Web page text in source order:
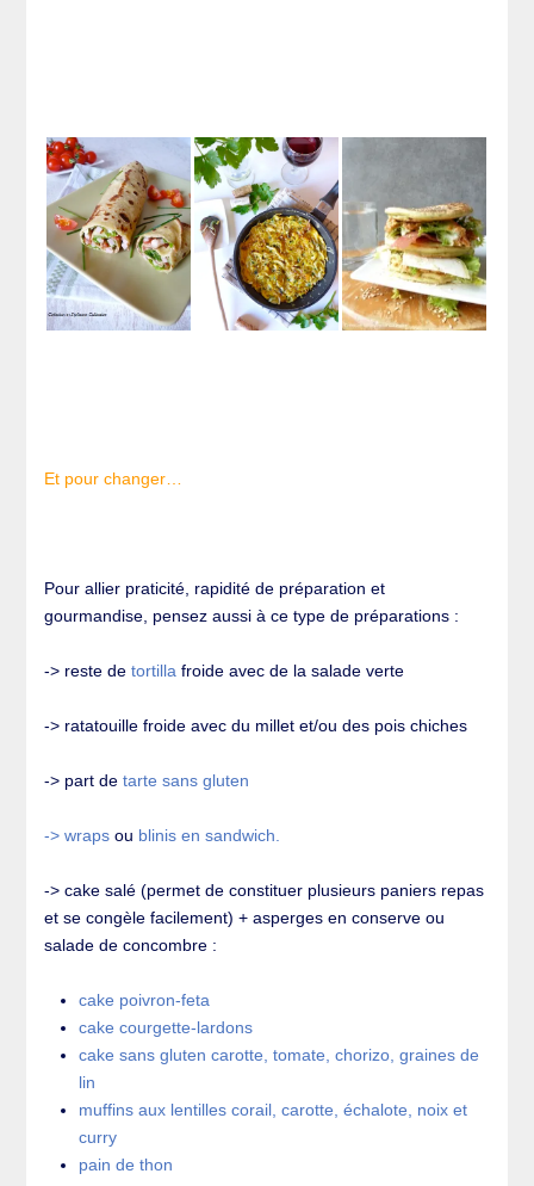
Et pour changer…
Pour allier praticité, rapidité de préparation et
gourmandise, pensez aussi à ce type de préparations :
-> reste detortilla froide avec de la salade verte
-> ratatouille froide avec du millet et/ou des pois chiches
-> part detarte sans gluten
-> wraps ou blinis en sandwich.
-> cake salé (permet de constituer plusieurs paniers repas
et se congèle facilement) + asperges en conserve ou
salade de concombre :
cake poivron-feta
cake courgette-lardons
cake sans gluten carotte, tomate, chorizo, graines de
lin
muffins aux lentilles corail, carotte, échalote, noix et
curry
pain de thon